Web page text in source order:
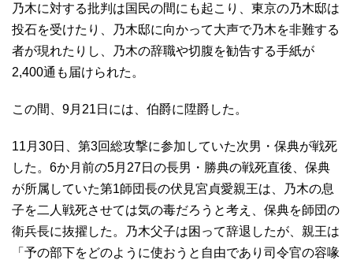
乃木に対する批判は国民の間にも起こり、東京の乃木邸は
投石を受けたり、乃木邸に向かって大声で乃木を非難する
者が現れたりし、乃木の辞職や切腹を勧告する手紙が
2,400通も届けられた。
この間、9月21日には、伯爵に陞爵した。
11月30日、第3回総攻撃に参加していた次男・保典が戦死
した。6か月前の5月27日の長男・勝典の戦死直後、保典
が所属していた第1師団長の伏見宮貞愛親王は、乃木の息
子を二人戦死させては気の毒だろうと考え、保典を師団の
衛兵長に抜擢した。乃木父子は困って辞退したが、親王は
「予の部下をどのように使おうと自由であり司令官の容喙